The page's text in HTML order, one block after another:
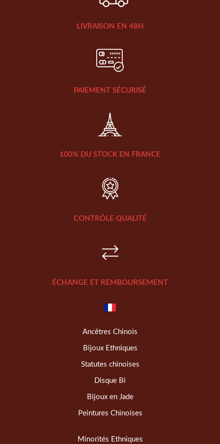
LIVRAISON EN 48H
PAIEMENT SÉCURISÉ
100% DU STOCK EN FRANCE
CONTRÔLE QUALITÉ
ÉCHANGE ET REMBOURSEMENT
Ancêtres Chinois
Bijoux Ethniques
Statutes chinoises
Disque Bi
Bijoux en Jade
Peintures Chinoises
Minorités Ethniques